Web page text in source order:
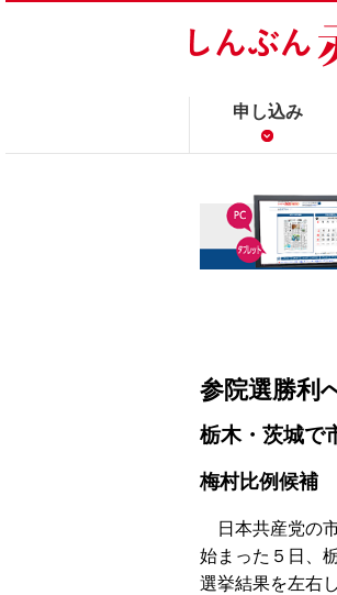
申し込み
参院選勝利
栃木・茨城で
梅村比例候補
日本共産党の
始まった５日、
選挙結果を左右